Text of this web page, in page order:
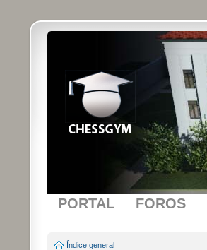
PORTAL FOROS
Índice general